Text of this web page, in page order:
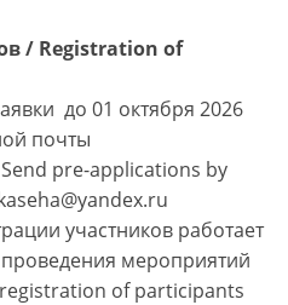
/ Registration of
до 01 октября 2026
почты
pre-applications by
участников работает
проведения мероприятий
of participants